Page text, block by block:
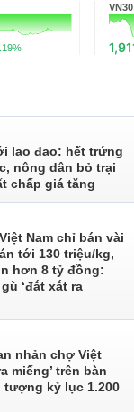
VN30
lao đao: hết trứng
nông dân bỏ trại
chấp giá tăng
Nam chỉ bán vài
tới 130 triệu/kg,
hơn 8 tỷ đồng:
‘đắt xắt ra
nhản chợ Việt
miếng’ trên bàn
tượng kỷ lục 1.200